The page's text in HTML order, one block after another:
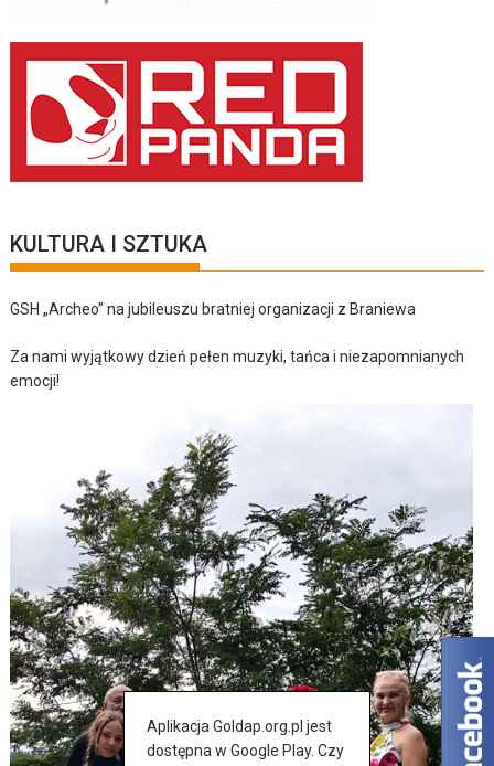
KULTURA I SZTUKA
GSH „Archeo” na jubileuszu bratniej organizacji z Braniewa
Za nami wyjątkowy dzień pełen muzyki, tańca i niezapomnianych
emocji!
Aplikacja Goldap.org.pl jest
dostępna w Google Play. Czy